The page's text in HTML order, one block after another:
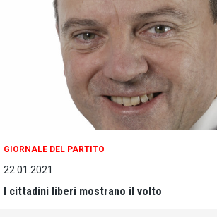
GIORNALE DEL PARTITO
22.01.2021
I cittadini liberi mostrano il volto